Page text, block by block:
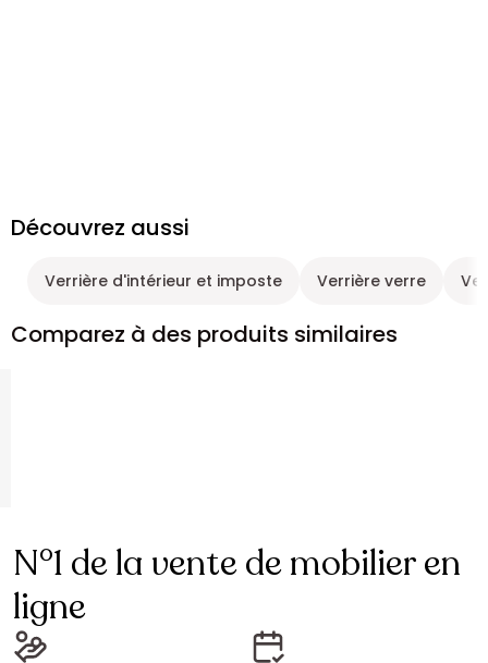
Découvrez aussi
Verrière d'intérieur et imposte Verrière verre
Comparez à des produits similaires
N°1 de la vente de mobilier en
ligne